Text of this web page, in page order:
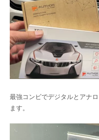
最強コンビでデジタルとアナ
ます。